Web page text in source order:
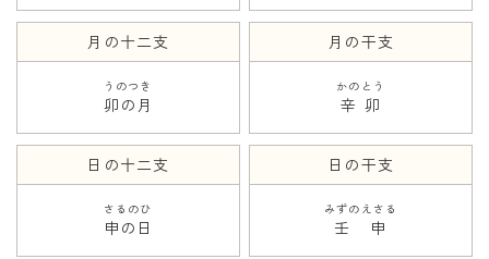
月の十二支
卯の月
うのつき
月の干支
辛卯
かのとう
日の十二支
申の日
さるのひ
日の干支
壬申
みずのえさる